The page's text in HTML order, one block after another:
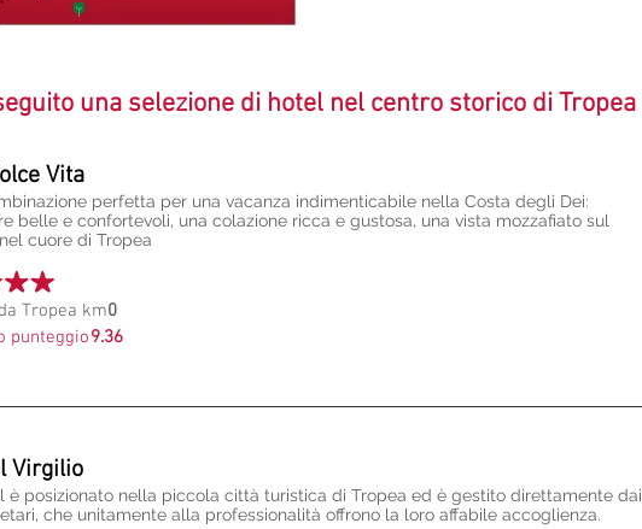
una selezione di hotel nel centro storico di Tropea
Vita
perfetta per una vacanza indimenticabile nella Costa degli Dei:
belle e confortevoli, una colazione ricca e gustosa, una vista mozzafiato sul
cuore di Tropea
Tropea km0
9.36
punteggio
Virgilio
è posizionato nella piccola città turistica di Tropea ed è gestito direttamente dai
che unitamente alla professionalità offrono la loro affabile accoglienza.